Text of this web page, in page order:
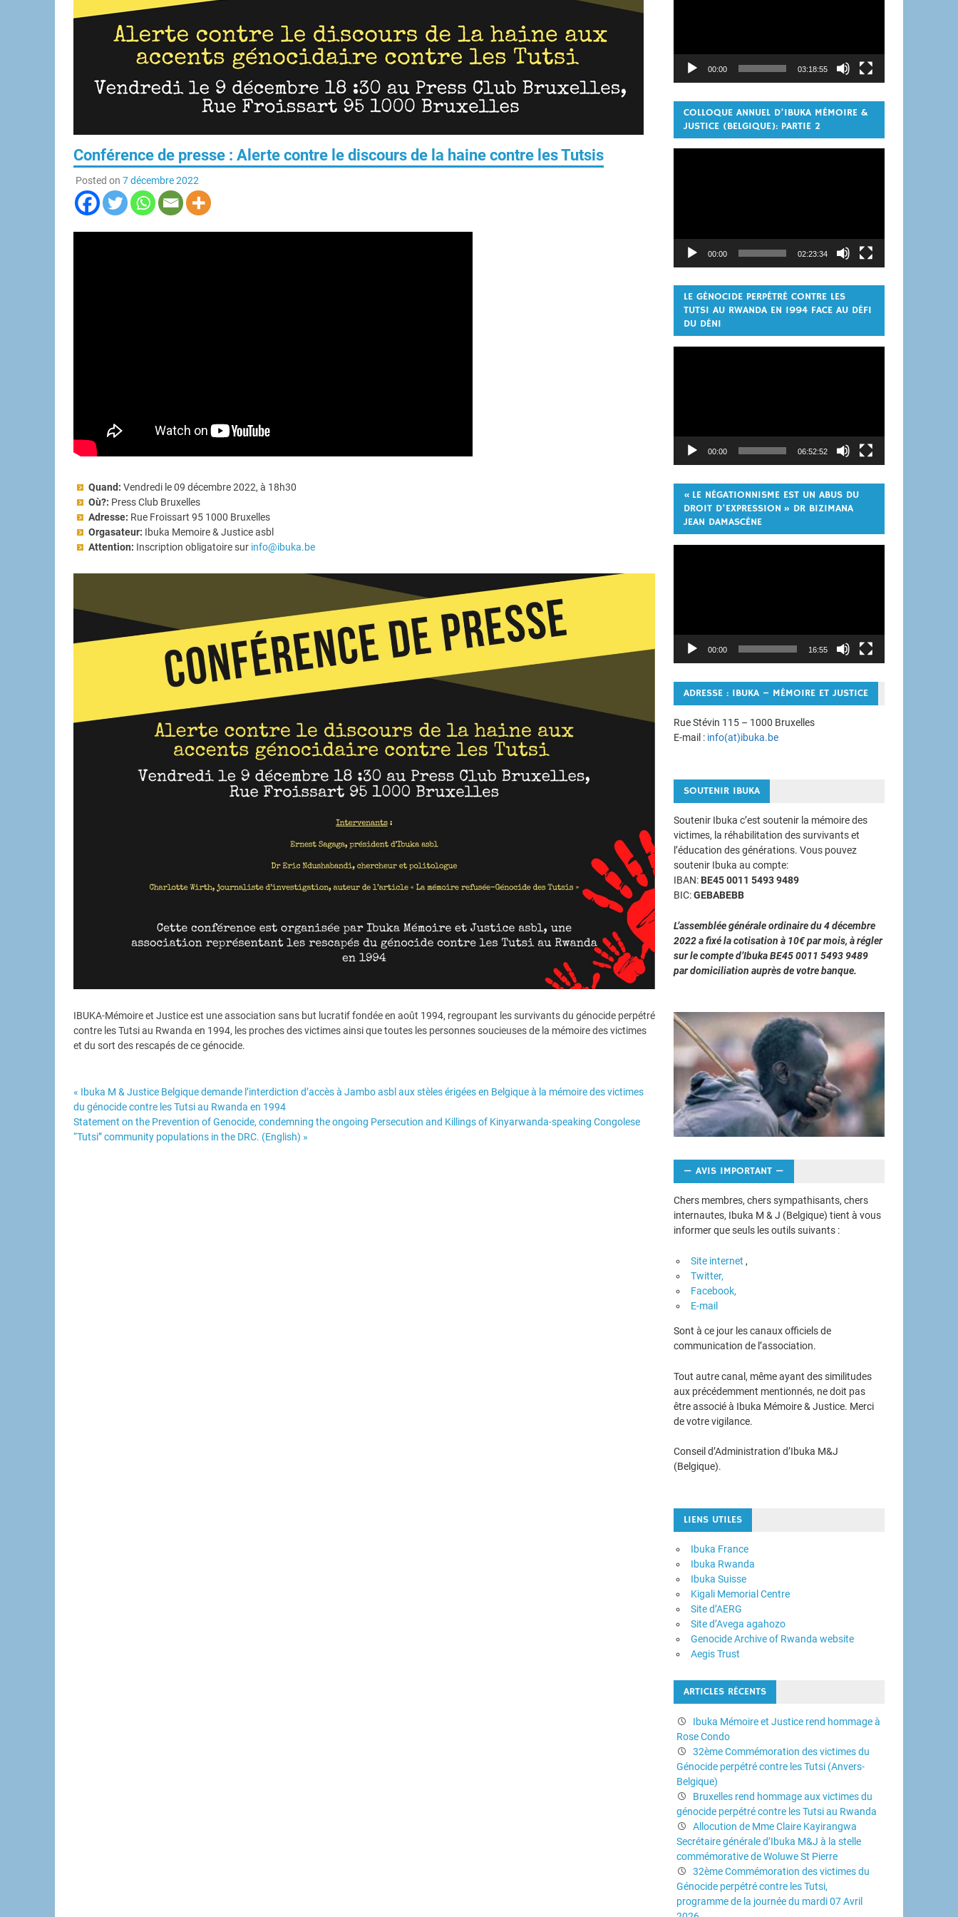
Conférence de presse : Alerte contre le discours de la haine contre les Tutsis
Posted on 7 décembre 2022
Quand: Vendredi le 09 décembre 2022, à 18h30
Où?: Press Club Bruxelles
Adresse: Rue Froissart 95 1000 Bruxelles
Orgasateur: Ibuka Memoire & Justice asbl
Attention: Inscription obligatoire sur info@ibuka.be
IBUKA-Mémoire et Justice est une association sans but lucratif fondée en août 1994, regroupant les survivants du génocide perpétré
contre les Tutsi au Rwanda en 1994, les proches des victimes ainsi que toutes les personnes soucieuses de la mémoire des victimes
et du sort des rescapés de ce génocide.
Navigation
de
« Ibuka M & Justice Belgique demande l’interdiction d’accès à Jambo asbl aux stèles érigées en Belgique à la mémoire des victimes
du génocide contre les Tutsi au Rwanda en 1994
Statement on the Prevention of Genocide, condemning the ongoing Persecution and Killings of Kinyarwanda-speaking Congolese
“Tutsi” community populations in the DRC. (English) »
00:00 03:18:55
COLLOQUE ANNUEL D’IBUKA MÉMOIRE &
JUSTICE (BELGIQUE): PARTIE 2
00:00 02:23:34
LE GÉNOCIDE PERPÉTRÉ CONTRE LES
TUTSI AU RWANDA EN 1994 FACE AU DÉFI
DU DÉNI
00:00 06:52:52
« LE NÉGATIONNISME EST UN ABUS DU
DROIT D’EXPRESSION » DR BIZIMANA
JEAN DAMASCÈNE
00:00 16:55
ADRESSE : IBUKA – MÉMOIRE ET JUSTICE
Rue Stévin 115 – 1000 Bruxelles
E-mail : info(at)ibuka.be
SOUTENIR IBUKA
Soutenir Ibuka c’est soutenir la mémoire des
victimes, la réhabilitation des survivants et
l’éducation des générations. Vous pouvez
soutenir Ibuka au compte:
IBAN: BE45 0011 5493 9489
BIC:GEBABEBB
L’assemblée générale ordinaire du 4 décembre
2022 a fixé la cotisation à 10€ par mois, à régler
sur le compte d’Ibuka BE45 0011 5493 9489
par domiciliation auprès de votre banque.
— AVIS IMPORTANT —
Chers membres, chers sympathisants, chers
internautes, Ibuka M & J (Belgique) tient à vous
informer que seuls les outils suivants :
Site internet ,
Twitter,
Facebook,
E-mail
Sont à ce jour les canaux officiels de
communication de l’association.
Tout autre canal, même ayant des similitudes
aux précédemment mentionnés, ne doit pas
être associé à Ibuka Mémoire & Justice. Merci
de votre vigilance.
Conseil d’Administration d’Ibuka M&J
(Belgique).
LIENS UTILES
Ibuka France
Ibuka Rwanda
Ibuka Suisse
Kigali Memorial Centre
Site d’AERG
Site d’Avega agahozo
Genocide Archive of Rwanda website
Aegis Trust
ARTICLES RÉCENTS
Ibuka Mémoire et Justice rend hommage à
Rose Condo
32ème Commémoration des victimes du
Génocide perpétré contre les Tutsi (Anvers-
Belgique)
Bruxelles rend hommage aux victimes du
génocide perpétré contre les Tutsi au Rwanda
Allocution de Mme Claire Kayirangwa
Secrétaire générale d’Ibuka M&J à la stelle
commémorative de Woluwe St Pierre
32ème Commémoration des victimes du
Génocide perpétré contre les Tutsi,
programme de la journée du mardi 07 Avril